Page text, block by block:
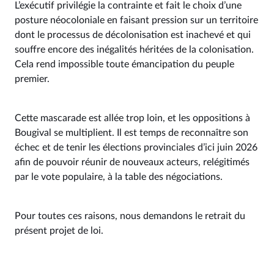
L’exécutif privilégie la contrainte et fait le choix d’une
posture néocoloniale en faisant pression sur un territoire
dont le processus de décolonisation est inachevé et qui
souffre encore des inégalités héritées de la colonisation.
Cela rend impossible toute émancipation du peuple
premier.
Cette mascarade est allée trop loin, et les oppositions à
Bougival se multiplient. Il est temps de reconnaître son
échec et de tenir les élections provinciales d’ici juin 2026
afin de pouvoir réunir de nouveaux acteurs, relégitimés
par le vote populaire, à la table des négociations.
Pour toutes ces raisons, nous demandons le retrait du
présent projet de loi.